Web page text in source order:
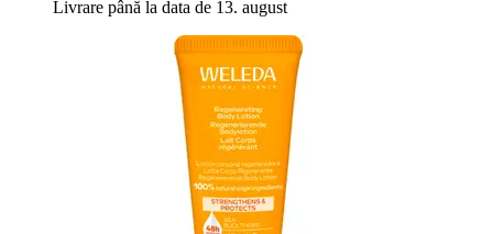
Livrare până la data de 13. august